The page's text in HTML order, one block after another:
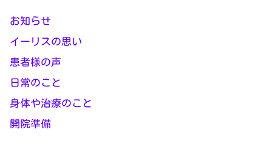
お知らせ
イーリスの思い
患者様の声
日常のこと
身体や治療のこと
開院準備